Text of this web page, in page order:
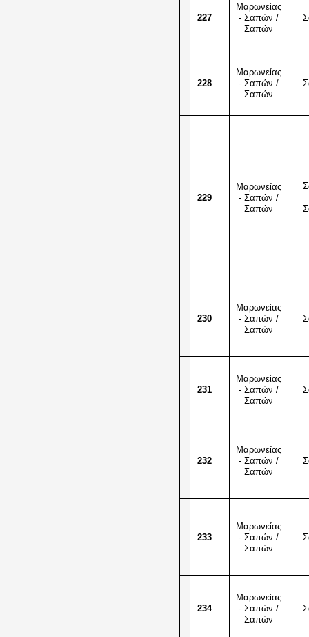
227
Μαρωνείας
- Σαπών /
Σαπών
228
Μαρωνείας
- Σαπών /
Σαπών
229
Μαρωνείας
- Σαπών /
Σαπών
230
Μαρωνείας
- Σαπών /
Σαπών
231
Μαρωνείας
- Σαπών /
Σαπών
232
Μαρωνείας
- Σαπών /
Σαπών
233
Μαρωνείας
- Σαπών /
Σαπών
234
Μαρωνείας
- Σαπών /
Σαπών